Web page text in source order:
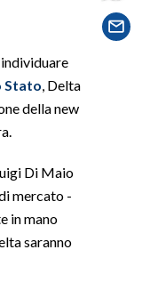
Stato , Delta
della new
Di Maio
mercato -
in mano
saranno